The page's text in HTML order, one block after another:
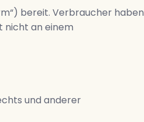
bereit. Verbraucher haben
nicht an einem
und anderer